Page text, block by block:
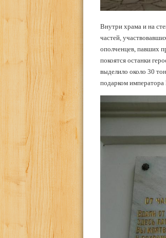
Внутри храма и на
частей,
ополченцев, павших
покоятся останки
выделило около 30
подарком императора